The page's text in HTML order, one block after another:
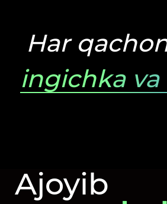
Har
ingichka
Ajoyib